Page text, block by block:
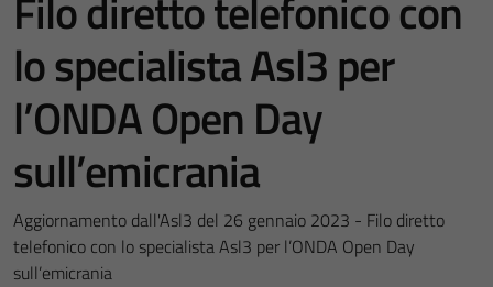
lo specialista Asl3 per
l’ONDA Open Day
sull’emicrania
Aggiornamento dall'Asl3 del 26 gennaio 2023 - Filo diretto
telefonico con lo specialista Asl3 per l’ONDA Open Day
sull’emicrania